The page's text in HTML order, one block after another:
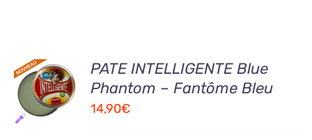
AJOUTER
AU
PANIER
/
PATE INTELLIGENTE Blue
Phantom – Fantôme Bleu
14,90€